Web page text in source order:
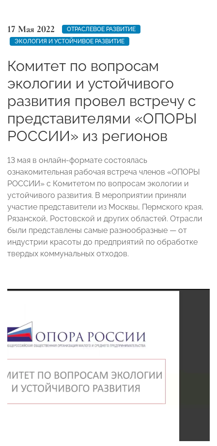
17 Мая 2022
ОТРАСЛЕВОЕ РАЗВИТИЕ
ЭКОЛОГИЯ И УСТОЙЧИВОЕ РАЗВИТИЕ
Комитет по вопросам
экологии и устойчивого
развития провел встречу с
представителями «ОПОРЫ
РОССИИ» из регионов
13 мая в онлайн-формате состоялась
ознакомительная рабочая встреча членов «ОПОРЫ
РОССИИ» с Комитетом по вопросам экологии и
устойчивого развития. В мероприятии приняли
участие представители из Москвы, Пермского края,
Рязанской, Ростовской и других областей. Отрасли
были представлены самые разнообразные — от
индустрии красоты до предприятий по обработке
твердых коммунальных отходов.